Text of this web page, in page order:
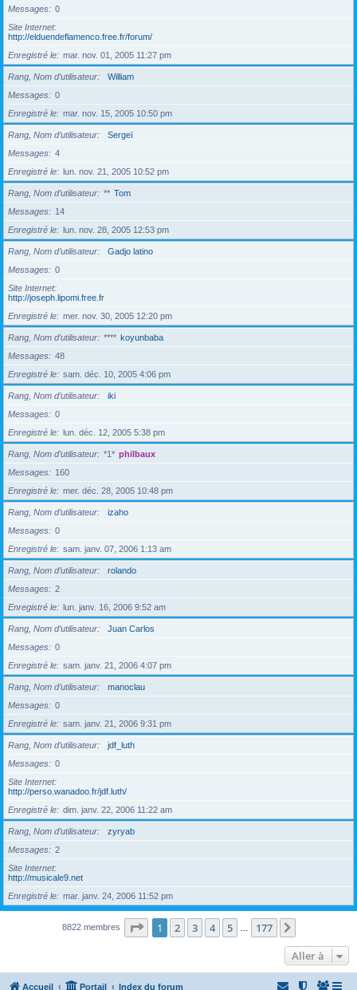
Messages
0
Site Internet
http://elduendeflamenco.free.fr/forum/
Enregistré le
mar. nov. 01, 2005 11:27 pm
Rang, Nom d’utilisateur
William
Messages
0
Enregistré le
mar. nov. 15, 2005 10:50 pm
Rang, Nom d’utilisateur
Sergeï
Messages
4
Enregistré le
lun. nov. 21, 2005 10:52 pm
Rang, Nom d’utilisateur ** Tom
Messages
14
Enregistré le
lun. nov. 28, 2005 12:53 pm
Rang, Nom d’utilisateur
Gadjo latino
Messages
0
Site Internet
http://joseph.lipomi.free.fr
Enregistré le
mer. nov. 30, 2005 12:20 pm
Rang, Nom d’utilisateur **** koyunbaba
Messages
48
Enregistré le
sam. déc. 10, 2005 4:06 pm
Rang, Nom d’utilisateur
iki
Messages
0
Enregistré le
lun. déc. 12, 2005 5:38 pm
Rang, Nom d’utilisateur *1* philbaux
Messages
160
Enregistré le
mer. déc. 28, 2005 10:48 pm
Rang, Nom d’utilisateur
izaho
Messages
0
Enregistré le
sam. janv. 07, 2006 1:13 am
Rang, Nom d’utilisateur
rolando
Messages
2
Enregistré le
lun. janv. 16, 2006 9:52 am
Rang, Nom d’utilisateur
Juan Carlos
Messages
0
Enregistré le
sam. janv. 21, 2006 4:07 pm
Rang, Nom d’utilisateur
manoclau
Messages
0
Enregistré le
sam. janv. 21, 2006 9:31 pm
Rang, Nom d’utilisateur
jdf_luth
Messages
0
Site Internet
http://perso.wanadoo.fr/jdf.luth/
Enregistré le
dim. janv. 22, 2006 11:22 am
Rang, Nom d’utilisateur
zyryab
Messages
2
Site Internet
http://musicale9.net
Enregistré le
mar. janv. 24, 2006 11:52 pm
8822 membres Page 1sur177
1 2 3 4 5 177
Aller à
Accueil Portail Index du forum